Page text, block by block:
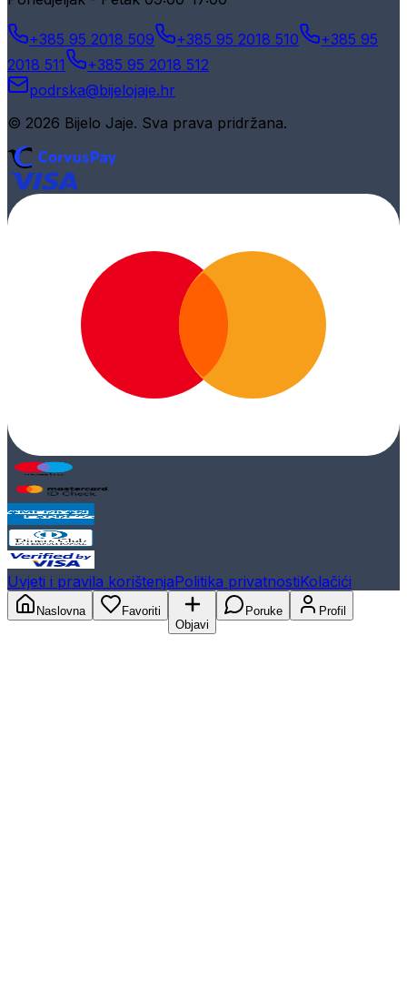
+385 95 2018 509 +385 95 2018 510
+385 95
2018 511
+385 95 2018 512
podrska@bijelojaje.hr
© 2026 Bijelo Jaje. Sva prava pridržana.
Uvjeti i pravila korištenjaPolitika privatnostiKolačići
Naslovna
Favoriti
Objavi
Poruke Profil